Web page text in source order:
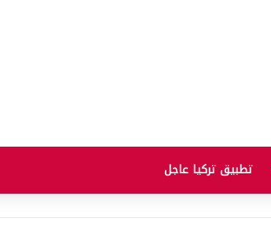
تطبيق تركيا عاجل